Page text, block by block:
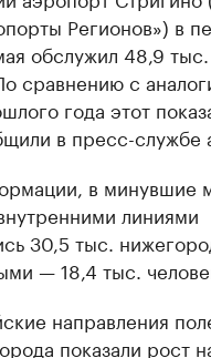
Регионов») в
обслужил 48,9 тыс.
сравнению с
года этот
в пресс-службе
в минувшие
линиями
30,5 тыс.
— 18,4 тыс.
направления
показали рост